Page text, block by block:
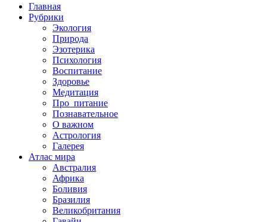
Главная
Рубрики
Экология
Природа
Эзотерика
Психология
Воспитание
Здоровье
Медитация
Про_питание
Познавательное
О важном
Астрология
Галерея
Атлас мира
Австралия
Африка
Боливия
Бразилия
Великобритания